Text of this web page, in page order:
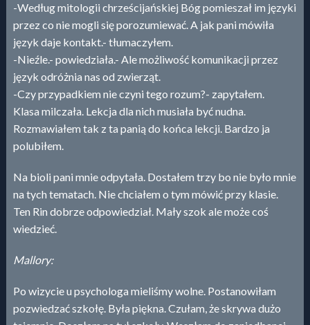
-Według mitologii chrześcijańskiej Bóg pomieszał im języki
przez co nie mogli się porozumiewać. A jak pani mówiła
język daje kontakt.- tłumaczyłem.
-Nieźle.- powiedziała.- Ale możliwość komunikacji przez
język odróżnia nas od zwierząt.
-Czy przypadkiem nie czyni tego rozum?- zapytałem.
Klasa milczała. Lekcja dla nich musiała być nudna.
Rozmawiałem tak z ta panią do końca lekcji. Bardzo ja
polubiłem.
Na bioli pani mnie odpytała. Dostałem trzy bo nie było mnie
na tych tematach. Nie chciałem o tym mówić przy klasie.
Ten Rin dobrze odpowiedział. Mały szok ale może coś
wiedzieć.
Mallory:
Po wizycie u psychologa mieliśmy wolne. Postanowiłam
pozwiedzać szkołę. Była piękna. Czułam, że skrywa dużo